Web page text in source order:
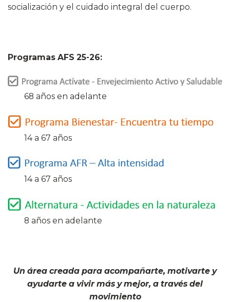
socialización y el cuidado integral del cuerpo.
Programas AFS 25-26:
68 años en adelante
14 a 67 años
14 a 67 años
8 años en adelante
Un área creada para acompañarte, motivarte y
ayudarte a vivir más y mejor, a través del
movimiento